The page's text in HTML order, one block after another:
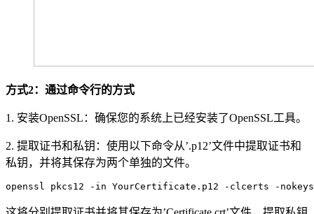
方式2：通过命令行的方式
1. 安装OpenSSL：确保您的系统上已经安装了OpenSSL工具。
2. 提取证书和私钥：使用以下命令从’.p12’文件中提取证书和
私钥，并将其保存为两个单独的文件。
openssl pkcs12 -in YourCertificate.p12 -clcerts -